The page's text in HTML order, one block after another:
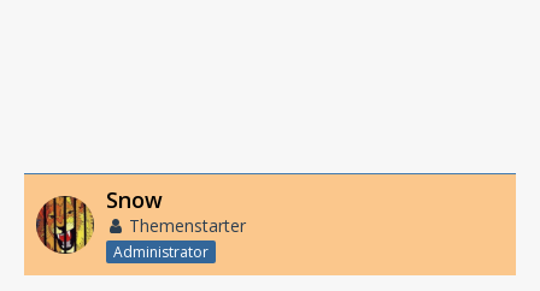
Snow
Themenstarter
Administrator